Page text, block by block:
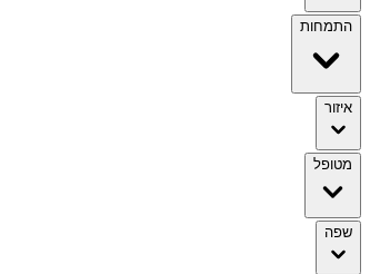
התמחות
איזור
מטופל
שפה